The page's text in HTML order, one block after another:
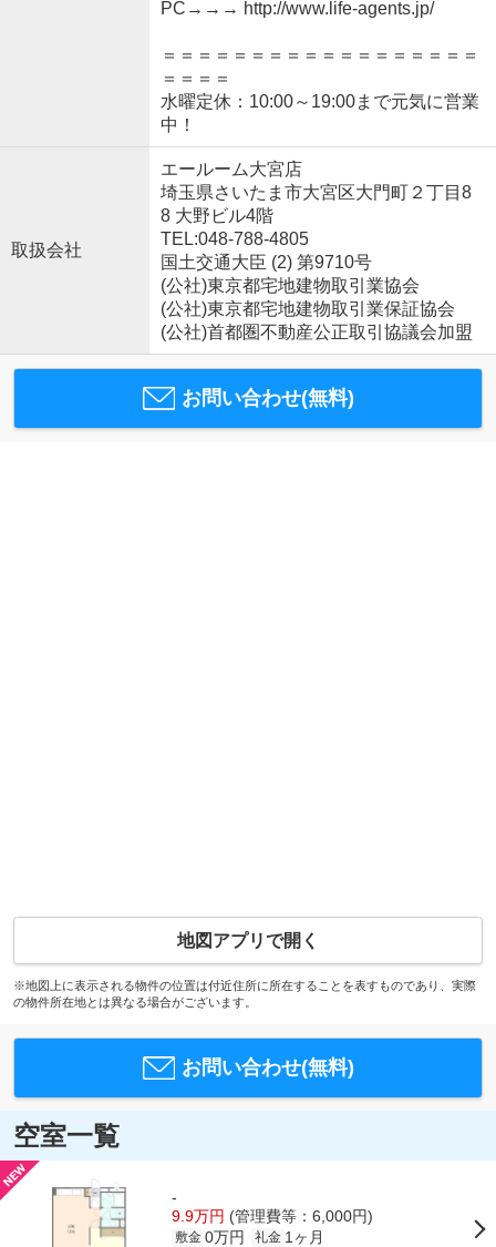
PC→→→ http://www.life-agents.jp/
＝＝＝＝＝＝＝＝＝＝＝＝＝＝＝＝＝＝
＝＝＝＝
水曜定休：10:00～19:00まで元気に営業
中！
取扱会社
エールーム大宮店
埼玉県さいたま市大宮区大門町２丁目8
8 大野ビル4階
TEL:048-788-4805
国土交通大臣 (2) 第9710号
(公社)東京都宅地建物取引業協会
(公社)東京都宅地建物取引業保証協会
(公社)首都圏不動産公正取引協議会加盟
お問い合わせ(無料)
地図アプリで開く
※地図上に表示される物件の位置は付近住所に所在することを表すものであり、実際
の物件所在地とは異なる場合がございます。
お問い合わせ(無料)
空室一覧
-
9.9万円 (管理費等：6,000円)
敷金 0万円 礼金 1ヶ月